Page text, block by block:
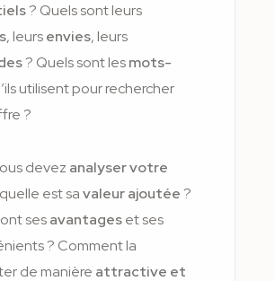
? Quels sont leurs
, leursenvies, leurs
? Quels sont lesmots-
utilisent pour rechercher
?
devez analyser votre
est savaleur ajoutée?
sesavantageset ses
? Comment la
de manière attractive et